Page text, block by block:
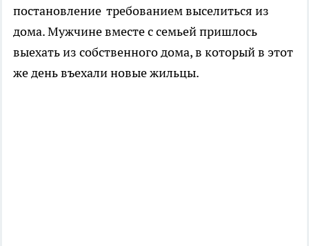
постановление требованием выселиться из
дома. Мужчине вместе с семьей пришлось
выехать из собственного дома, в который в этот
же день въехали новые жильцы.